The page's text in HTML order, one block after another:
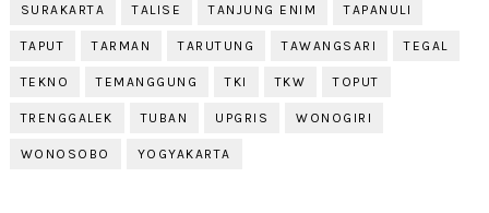
SURAKARTA TALISE TANJUNG ENIM TAPANULI
TAPUT TARMAN TARUTUNG TAWANGSARI TEGAL
TEKNO TEMANGGUNG TKI TKW TOPUT
TRENGGALEK TUBAN UPGRIS WONOGIRI
WONOSOBO YOGYAKARTA